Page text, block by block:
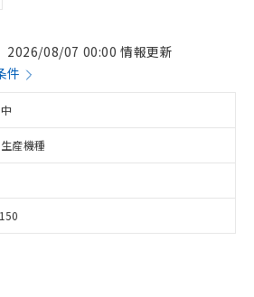
2026/08/07 00:00 情報更新
件
産機種